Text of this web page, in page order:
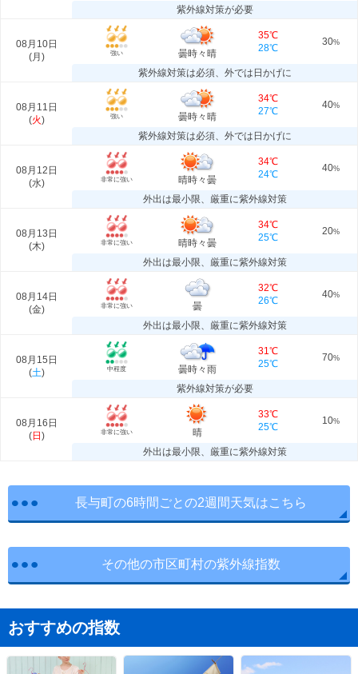
紫外線対策が必要
08月10日
(月 ) 強い 曇時々晴
35℃
28℃
30%
紫外線対策は必須、外では日かげに
08月11日
(火) 強い 曇時々晴
34℃
27℃
40%
紫外線対策は必須、外では日かげに
08月12日
(水) 非常に強い 晴時々曇
34℃
24℃
40%
外出は最小限、厳重に紫外線対策
08月13日
(木) 非常に強い 晴時々曇
34℃
25℃
20%
外出は最小限、厳重に紫外線対策
08月14日
(金) 非常に強い 曇
32℃
26℃
40%
外出は最小限、厳重に紫外線対策
08月15日
(土) 中程度 曇時々雨
31℃
25℃
70%
紫外線対策が必要
08月16日
(日 ) 非常に強い 晴
33℃
25℃
10%
外出は最小限、厳重に紫外線対策
長与町の6時間ごとの2週間天気はこちら
その他の市区町村の紫外線指数
おすすめの指数